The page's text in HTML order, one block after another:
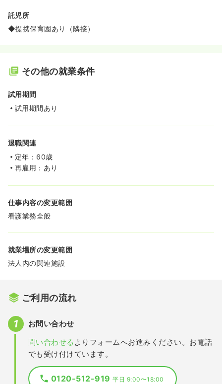
託児所
◆提携保育園あり（隣接）
その他の就業条件
試用期間
試用期間あり
退職関連
定年：60歳
再雇用：あり
仕事内容の変更範囲
看護業務全般
就業場所の変更範囲
法人内の関連施設
ご利用の流れ
お問い合わせ
問い合わせる よりフォームへお進みください。お電話
でも受け付けています。
0120-512-919平日 9:00〜18:00